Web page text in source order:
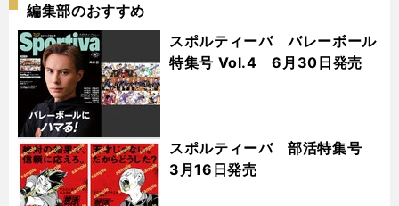
編集部のおすすめ
スポルティーバ バレーボール
特集号 Vol.4 6月30日発売
スポルティーバ 部活特集号
3月16日発売